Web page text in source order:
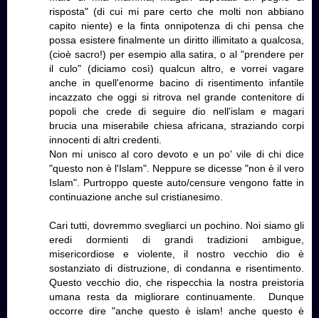
risposta" (di cui mi pare certo che molti non abbiano
capito niente) e la finta onnipotenza di chi pensa che
possa esistere finalmente un diritto illimitato a qualcosa,
(cioè sacro!) per esempio alla satira, o al "prendere per
il culo" (diciamo così) qualcun altro, e vorrei vagare
anche in quell'enorme bacino di risentimento infantile
incazzato che oggi si ritrova nel grande contenitore di
popoli che crede di seguire dio nell'islam e magari
brucia una miserabile chiesa africana, straziando corpi
innocenti di altri credenti.
Non mi unisco al coro devoto e un po' vile di chi dice
"questo non è l'Islam". Neppure se dicesse "non è il vero
Islam". Purtroppo queste auto/censure vengono fatte in
continuazione anche sul cristianesimo.
Cari tutti, dovremmo svegliarci un pochino. Noi siamo gli
eredi dormienti di grandi tradizioni ambigue,
misericordiose e violente, il nostro vecchio dio è
sostanziato di distruzione, di condanna e risentimento.
Questo vecchio dio, che rispecchia la nostra preistoria
umana resta da migliorare continuamente. Dunque
occorre dire "anche questo è islam! anche questo è